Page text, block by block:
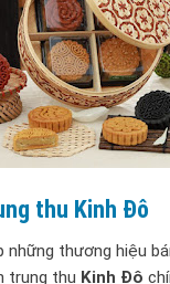
thu Kinh Đô
thương hiệu
trung thu Kinh Đô